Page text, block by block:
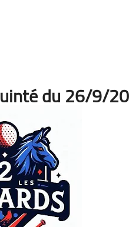
du 26/9/